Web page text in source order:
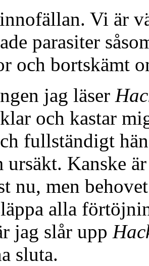
Vi är
parasiter
och bortskämt
jag läser
och kastar
fullständigt
ursäkt. Kanske
nu, men
alla
jag slår upp
sluta.